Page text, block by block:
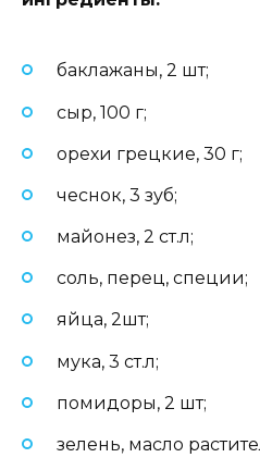
баклажаны, 2 шт;
сыр, 100 г;
орехи грецкие, 30 г;
чеснок, 3 зуб;
майонез, 2 ст.л;
соль, перец, специи;
яйца, 2шт;
мука, 3 ст.л;
помидоры, 2 шт;
зелень, масло